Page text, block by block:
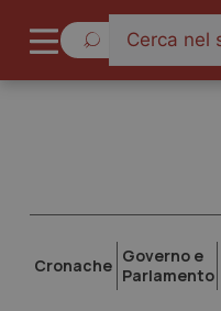
Cronache Governo e
Parlamento